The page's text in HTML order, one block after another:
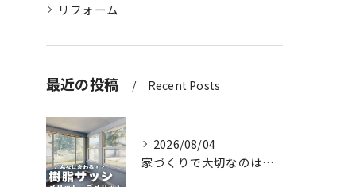
リフォーム
最近の投稿 Recent Posts
2026/08/04
家づくりで大切なのは、住んでからの快適さ🌿